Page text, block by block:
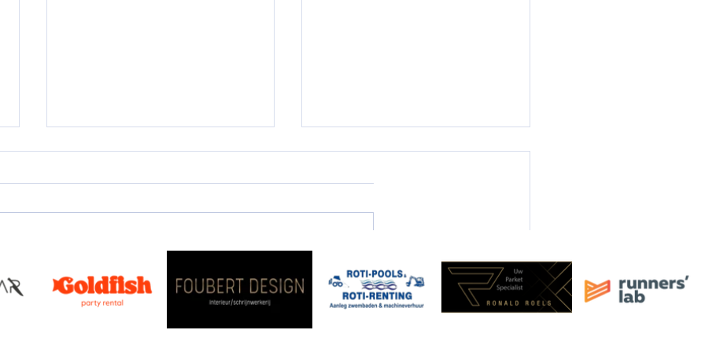
De raad van de dag: om te
opstaan
Info-sessie Trail-Run ACW!